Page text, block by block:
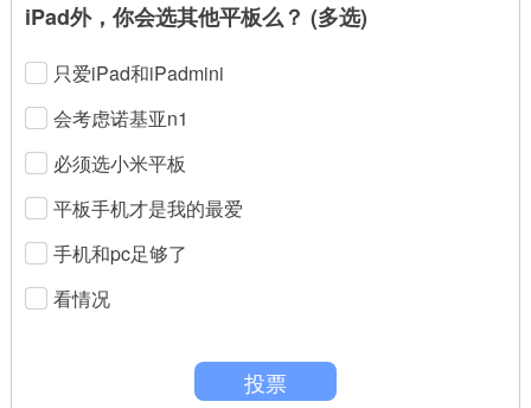
iPad外，你会选其他平板么？ (多选)
只爱iPad和iPadmini
会考虑诺基亚n1
必须选小米平板
平板手机才是我的最爱
手机和pc足够了
看情况
投票